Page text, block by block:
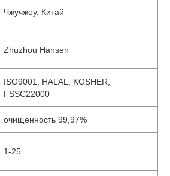
Чжучжоу, Китай
Zhuzhou Hansen
ISO9001, HALAL, KOSHER,
FSSC22000
очищенность 99,97%
1-25